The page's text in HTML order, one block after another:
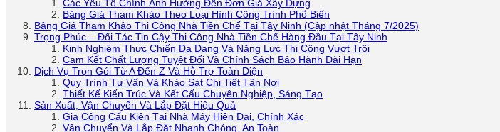
Các Yếu Tố Chính Ảnh Hưởng Đến Đơn Giá Xây Dựng
Bảng Giá Tham Khảo Theo Loại Hình Công Trình Phổ Biến
Bảng Giá Tham Khảo Thi Công Nhà Tiền Chế Tại Tây Ninh (Cập nhật Tháng 7/2025)
Trọng Phúc – Đối Tác Tin Cậy Thi Công Nhà Tiền Chế Hàng Đầu Tại Tây Ninh
Kinh Nghiệm Thực Chiến Đa Dạng Và Năng Lực Thi Công Vượt Trội
Cam Kết Chất Lượng Tuyệt Đối Và Chính Sách Bảo Hành Dài Hạn
Dịch Vụ Trọn Gói Từ A Đến Z Và Hỗ Trợ Toàn Diện
Quy Trình Tư Vấn Và Khảo Sát Chi Tiết Tận Nơi
Thiết Kế Kiến Trúc Và Kết Cấu Chuyên Nghiệp, Sáng Tạo
Sản Xuất, Vận Chuyển Và Lắp Đặt Hiệu Quả
Gia Công Cấu Kiện Tại Nhà Máy Hiện Đại, Chính Xác
Vận Chuyển Và Lắp Đặt Nhanh Chóng, An Toàn